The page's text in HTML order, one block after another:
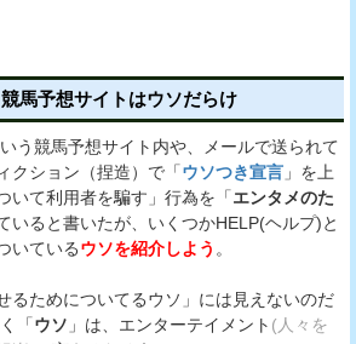
馬予想サイトはウソだらけ
う競馬予想サイト内や、メールで送られて
クション（捏造）で「ウソつき宣言 」を上
いて利用者を騙す」行為を「エンタメのた
いると書いたが、いくつかHELP(ヘルプ)と
いているウソを紹介しよう 。
るためについてるウソ」には見えないのだ
「ウソ 」は、エンターテイメント (人々を